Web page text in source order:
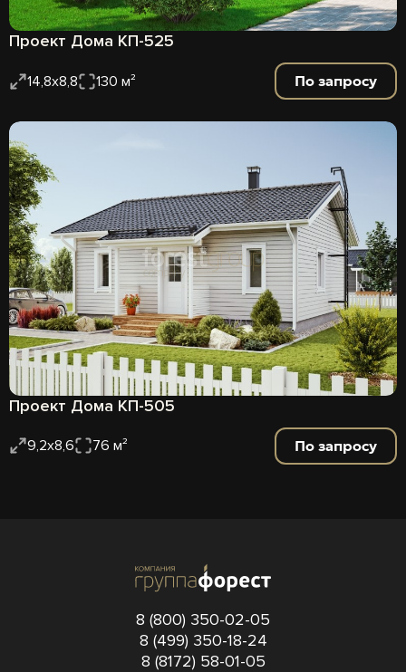
Проект Дома КП-525
14,8х8,8 130 м² По запросу
Проект Дома КП-505
9,2х8,6 76 м² По запросу
8 (800) 350-02-05
8 (499) 350-18-24
8 (8172) 58-01-05